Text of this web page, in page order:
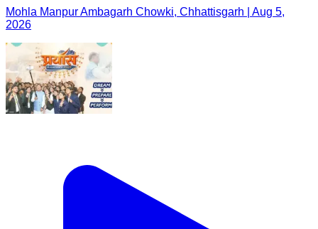
Mohla Manpur Ambagarh Chowki, Chhattisgarh | Aug 5,
2026